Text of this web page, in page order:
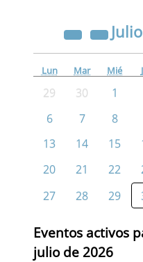
Julio
Lun Mar Mié
29 30 1
6
7 8
13
14 15
20
21 22
27
28 29
Eventos activos
julio de 2026